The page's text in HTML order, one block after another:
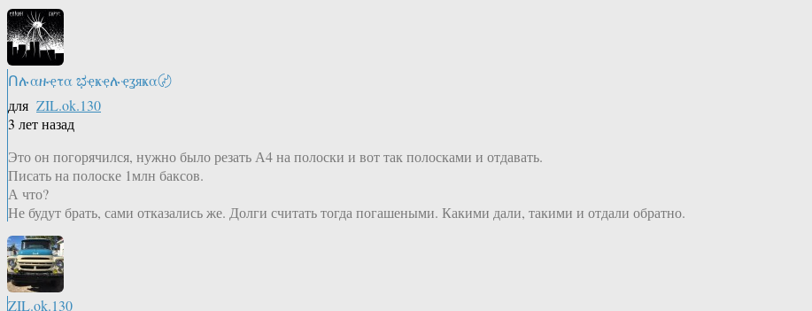
Ոሉαዙҿτα ಭҿҝҿሉҿʓяҝα〄
для ZIL.ok.130
3 лет назад
Это он погорячился, нужно было резать А4 на полоски и вот так полосками и отдавать.
Писать на полоске 1млн баксов.
А что?
Не будут брать, сами отказались же. Долги считать тогда погашеными. Какими дали, такими и отдали обратно.
ZIL.ok.130